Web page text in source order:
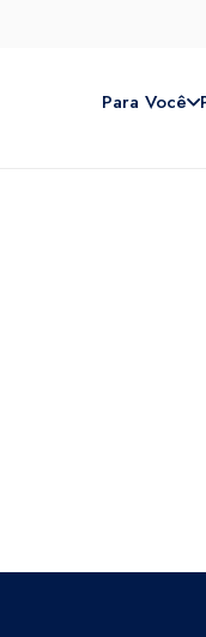
Para Você